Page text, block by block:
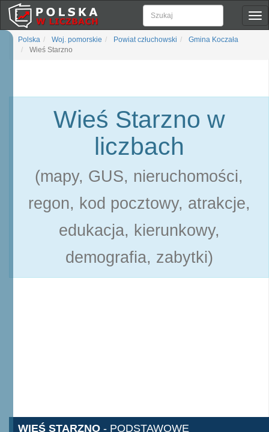
Polska Woj. pomorskie Powiat człuchowski
Gmina Koczała
Wieś Starzno
Wieś Starzno w
liczbach
(mapy, GUS, nieruchomości,
regon, kod pocztowy, atrakcje,
edukacja, kierunkowy,
demografia, zabytki)
WIEŚ STARZNO - PODSTAWOWE